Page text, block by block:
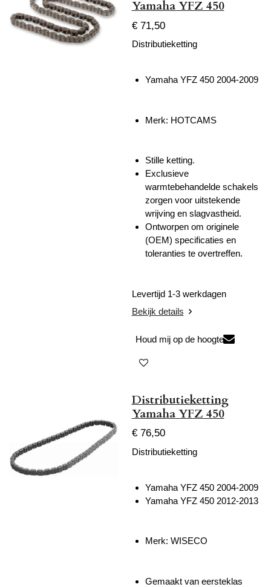
Yamaha YFZ 450
€ 71,50
Distributieketting
Yamaha YFZ 450 2004-2009
Merk: HOTCAMS
Stille ketting.
Exclusieve
warmtebehandelde schakels
zorgen voor uitstekende
wrijving en slagvastheid.
Ontworpen om originele
(OEM) specificaties en
toleranties te overtreffen.
Levertijd 1-3 werkdagen
Bekijk details
Houd mij op de hoogte
Distributieketting
Yamaha YFZ 450
€ 76,50
Distributieketting
Yamaha YFZ 450 2004-2009
Yamaha YFZ 450 2012-2013
Merk: WISECO
Gemaakt van eersteklas